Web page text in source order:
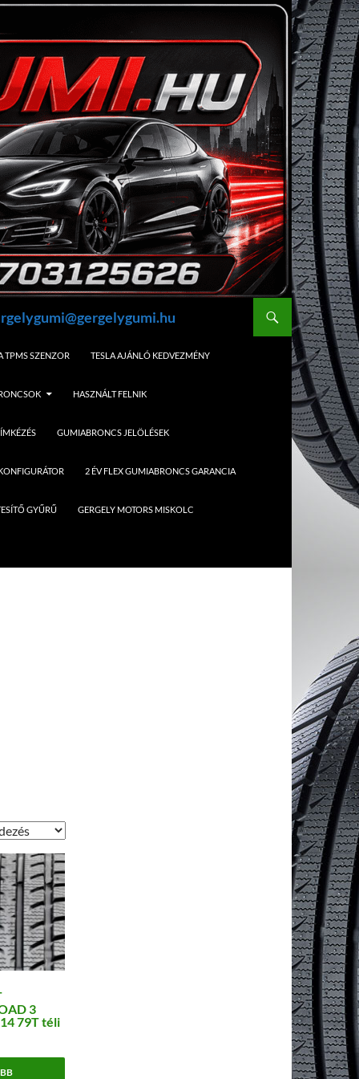
TPMS SZENZOR TESLA AJÁNLÓ KEDVEZMÉNY
HASZNÁLT FELNIK
GUMIABRONCS JELÖLÉSEK
2 ÉV FLEX GUMIABRONCS GARANCIA
GYŰRŰ GERGELY MOTORS MISKOLC
3
79T téli